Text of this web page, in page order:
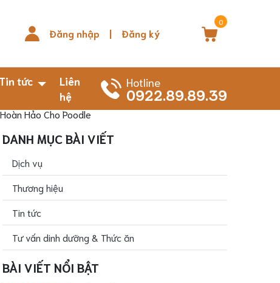
Đăng nhập | Đăng ký
0
Tin tức
Liên
hệ
Hotline
0922.89.89.39
Hảo Cho Poodle
DANH MỤC BÀI VIẾT
Dịch vụ
Thương hiệu
Tin tức
Tư vấn dinh dưỡng & Thức ăn
BÀI VIẾT NỔI BẬT